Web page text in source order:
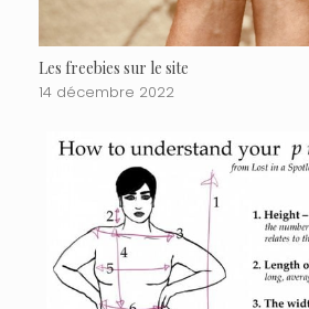
Les freebies sur le site
14 décembre 2022